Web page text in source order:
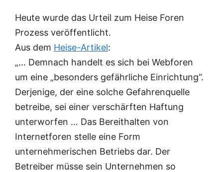
Heute wurde das Urteil zum Heise Foren
Prozess veröffentlicht.
Aus dem Heise-Artikel:
„… Demnach handelt es sich bei Webforen
um eine „besonders gefährliche Einrichtung“.
Derjenige, der eine solche Gefahrenquelle
betreibe, sei einer verschärften Haftung
unterworfen … Das Bereithalten von
Internetforen stelle eine Form
unternehmerischen Betriebs dar. Der
Betreiber müsse sein Unternehmen so